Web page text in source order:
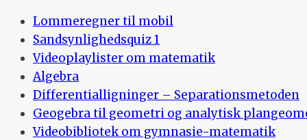
Lommeregner til mobil
Sandsynlighedsquiz 1
Videoplaylister om matematik
Algebra
Differentialligninger – Separationsmetoden
Geogebra til geometri og analytisk
Videobibliotek om gymnasie-matematik